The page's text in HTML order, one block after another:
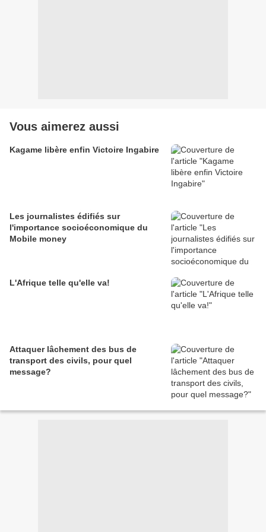
Vous aimerez aussi
Kagame libère enfin Victoire Ingabire
Les journalistes édifiés sur
l'importance socioéconomique du
Mobile money
L'Afrique telle qu'elle va!
Attaquer lâchement des bus de
transport des civils, pour quel
message?